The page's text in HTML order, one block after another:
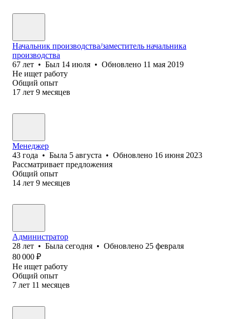
Начальник производства/заместитель начальника
производства
67 лет • Был 14 июля • Обновлено 11 мая 2019
Не ищет работу
Общий опыт
17 лет 9 месяцев
Менеджер
43 года • Была 5 августа • Обновлено 16 июня 2023
Рассматривает предложения
Общий опыт
14 лет 9 месяцев
Администратор
28 лет • Была сегодня • Обновлено 25 февраля
80 000 ₽
Не ищет работу
Общий опыт
7 лет 11 месяцев